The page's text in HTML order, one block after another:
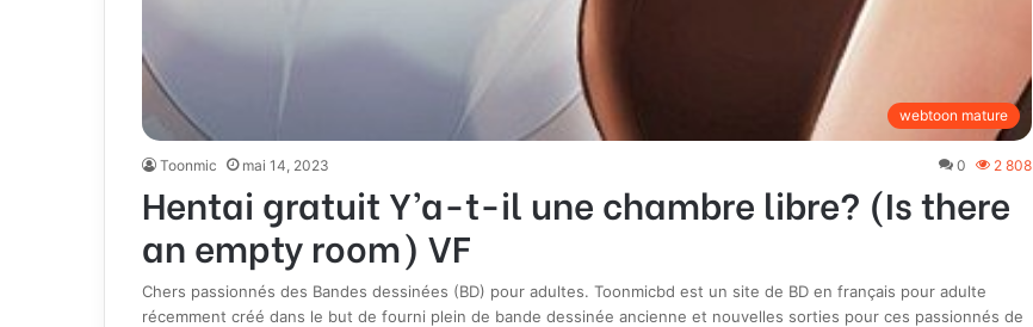
webtoon mature
Toonmic mai 14, 2023 0 2 808
Hentai gratuit Y’a-t-il une chambre libre? (Is there
an empty room) VF
Chers passionnés des Bandes dessinées (BD) pour adultes. Toonmicbd est un site de BD en français pour adulte
récemment créé dans le but de fourni plein de bande dessinée ancienne et nouvelles sorties pour ces passionnés de